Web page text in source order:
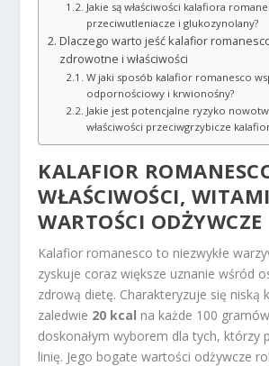
Jakie są właściwości kalafiora
przeciwutleniacze i glukozynolany?
Dlaczego warto jeść kalafior
zdrowotne i właściwości
W jaki sposób kalafior romanesco
odpornościowy i krwionośny?
Jakie jest potencjalne ryzyko
właściwości przeciwgrzybicze
KALAFIOR
WŁAŚCIWOŚCI,
WARTOŚCI ODŻYWCZE
Kalafior romanesco to niezwykłe
zyskuje coraz większe uznanie wśród
zdrową dietę. Charakteryzuje się niską
zaledwie 20 kcal na każde 100
doskonałym wyborem dla tych, którzy
linię. Jego bogate wartości odżywcze